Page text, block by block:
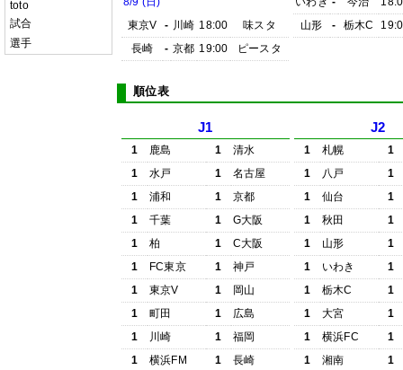
toto
試合
選手
東京V
- 川崎 18:00
味スタ
長崎
- 京都 19:00 ピースタ
山形
- 栃木C
順位表
J1
1 鹿島 1
清水
1
水戸 1
名古屋
1
浦和 1
京都
1
千葉 1
G大阪
1
柏 1
C大阪
1
FC東京 1
神戸
1
東京V 1
岡山
1
町田 1
広島
1
川崎 1
福岡
1
横浜FM 1 長崎
J2
1 札幌
1
1
八戸
1
1
仙台
1
1
秋田
1
1
山形
1
1
いわき
1
1
栃木C
1
1
大宮
1
1
横浜FC
1
1
湘南 1